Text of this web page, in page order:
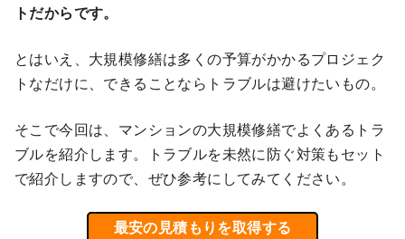
トだからです。
とはいえ、大規模修繕は多くの予算がかかるプロジェク
トなだけに、できることならトラブルは避けたいもの。
そこで今回は、マンションの大規模修繕でよくあるトラ
ブルを紹介します。トラブルを未然に防ぐ対策もセット
で紹介しますので、ぜひ参考にしてみてください。
最安の見積もりを取得する